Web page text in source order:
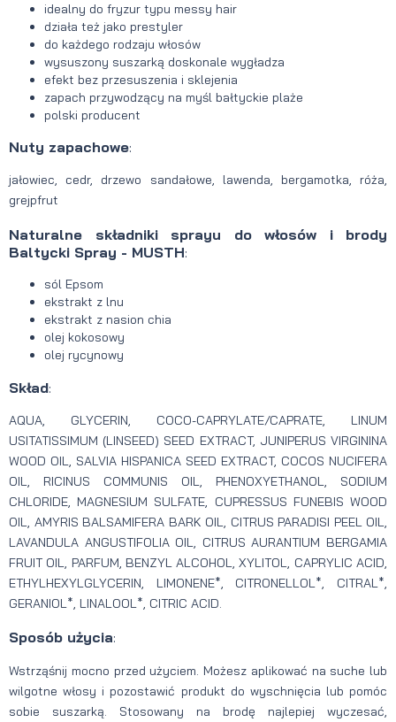
idealny do fryzur typu messy hair
działa też jako prestyler
do każdego rodzaju włosów
wysuszony suszarką doskonale wygładza
efekt bez przesuszenia i sklejenia
zapach przywodzący na myśl bałtyckie plaże
polski producent
Nuty zapachowe:
jałowiec, cedr, drzewo sandałowe, lawenda, bergamotka, róża,
grejpfrut
Naturalne składniki sprayu do włosów i brody
Baltycki Spray - MUSTH:
sól Epsom
ekstrakt z lnu
ekstrakt z nasion chia
olej kokosowy
olej rycynowy
Skład:
AQUA, GLYCERIN, COCO-CAPRYLATE/CAPRATE, LINUM
USITATISSIMUM (LINSEED) SEED EXTRACT, JUNIPERUS VIRGININA
WOOD OIL, SALVIA HISPANICA SEED EXTRACT, COCOS NUCIFERA
OIL, RICINUS COMMUNIS OIL, PHENOXYETHANOL, SODIUM
CHLORIDE, MAGNESIUM SULFATE, CUPRESSUS FUNEBIS WOOD
OIL, AMYRIS BALSAMIFERA BARK OIL, CITRUS PARADISI PEEL OIL,
LAVANDULA ANGUSTIFOLIA OIL, CITRUS AURANTIUM BERGAMIA
FRUIT OIL, PARFUM, BENZYL ALCOHOL, XYLITOL, CAPRYLIC ACID,
ETHYLHEXYLGLYCERIN, LIMONENE*, CITRONELLOL*, CITRAL*,
GERANIOL*, LINALOOL*, CITRIC ACID.
Sposób użycia:
Wstrząśnij mocno przed użyciem. Możesz aplikować na suche lub
wilgotne włosy i pozostawić produkt do wyschnięcia lub pomóc
sobie suszarką. Stosowany na brodę najlepiej wyczesać,